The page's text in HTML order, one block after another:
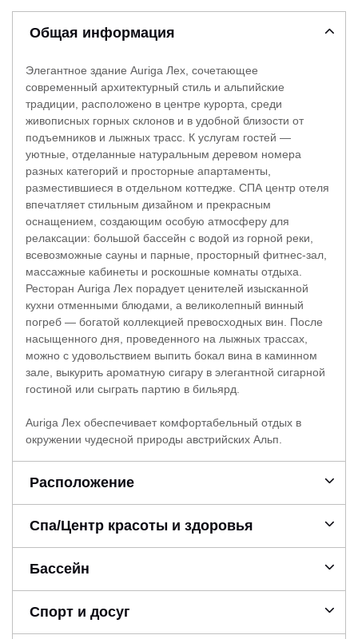
Общая информация
Элегантное здание Auriga Лех, сочетающее
современный архитектурный стиль и альпийские
традиции, расположено в центре курорта, среди
живописных горных склонов и в удобной близости от
подъемников и лыжных трасс. К услугам гостей —
уютные, отделанные натуральным деревом номера
разных категорий и просторные апартаменты,
разместившиеся в отдельном коттедже. СПА центр отеля
впечатляет стильным дизайном и прекрасным
оснащением, создающим особую атмосферу для
релаксации: большой бассейн с водой из горной реки,
всевозможные сауны и парные, просторный фитнес-зал,
массажные кабинеты и роскошные комнаты отдыха.
Ресторан Auriga Лех порадует ценителей изысканной
кухни отменными блюдами, а великолепный винный
погреб — богатой коллекцией превосходных вин. После
насыщенного дня, проведенного на лыжных трассах,
можно с удовольствием выпить бокал вина в каминном
зале, выкурить ароматную сигару в элегантной сигарной
гостиной или сыграть партию в бильярд.
Auriga Лех обеспечивает комфортабельный отдых в
окружении чудесной природы австрийских Альп.
Расположение
Спа/Центр красоты и здоровья
Бассейн
Спорт и досуг